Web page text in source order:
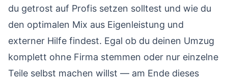
13
Kosten-Nutzen-Rechnung: Eigenumzug vs.
Umzugsfirma
Deine nächsten Schritte
du getrost auf Profis setzen solltest und wie du
den optimalen Mix aus Eigenleistung und
externer Hilfe findest. Egal ob du deinen Umzug
komplett ohne Firma stemmen oder nur einzelne
Teile selbst machen willst — am Ende dieses